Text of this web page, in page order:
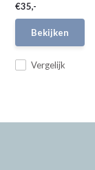
Vergelijk
€35,-
Bekijken